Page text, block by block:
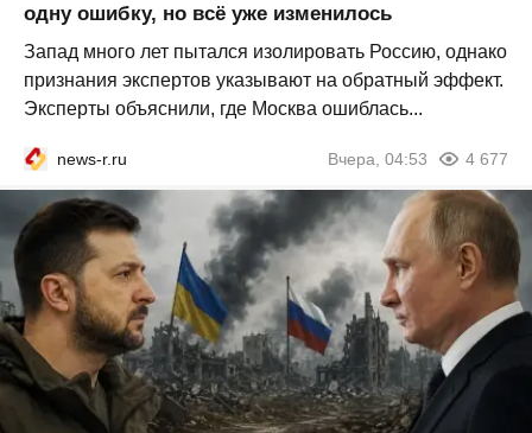
одну ошибку, но всё уже изменилось
Запад много лет пытался изолировать Россию, однако
признания экспертов указывают на обратный эффект.
Эксперты объяснили, где Москва ошиблась...
news-r.ru Вчера, 04:53 4 677